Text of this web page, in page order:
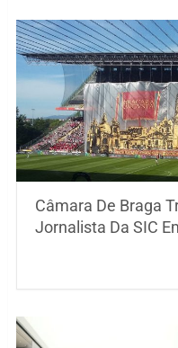
Câmara De Braga
Jornalista Da SIC